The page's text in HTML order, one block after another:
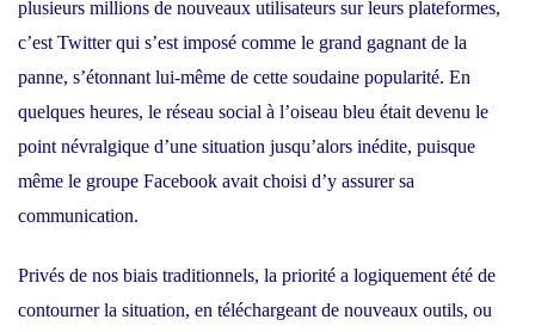
plusieurs millions de nouveaux utilisateurs sur leurs plateformes,
c’est Twitter qui s’est imposé comme le grand gagnant de la
panne, s’étonnant lui-même de cette soudaine popularité. En
quelques heures, le réseau social à l’oiseau bleu était devenu le
point névralgique d’une situation jusqu’alors inédite, puisque
même le groupe Facebook avait choisi d’y assurer sa
communication.
Privés de nos biais traditionnels, la priorité a logiquement été de
contourner la situation, en téléchargeant de nouveaux outils, ou